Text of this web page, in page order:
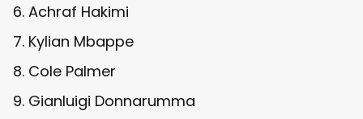
Achraf Hakimi
Kylian Mbappe
Cole Palmer
Gianluigi Donnarumma